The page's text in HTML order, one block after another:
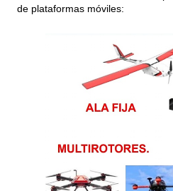
de plataformas móviles: